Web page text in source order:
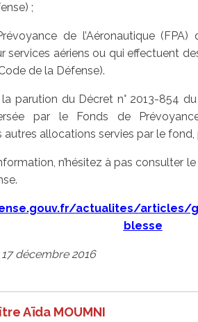
;
de l’Aéronautique
services aériens ou qui effectuent
de la Défense).
parution du Décret n° 2013-854
par le Fonds de
allocations servies par le
n’hésitez à pas consulter le
actualites/articles/
blesse
décembre 2016
Aïda MOUMNI